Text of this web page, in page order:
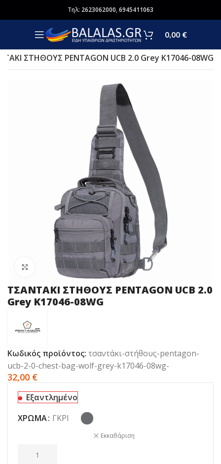
Τηλ: 2623062000,6945411063
0,00 €
ΣΤΗΘΟΥΣ PENTAGON UCB 2.0 Grey K17046-08WG
Click to enlarge
ΤΣΑΝΤΑΚΙ ΣΤΗΘΟΥΣ PENTAGON UCB 2.0
Grey K17046-08WG
Κωδικός προϊόντος: τσαντάκι-στήθους-pentagon-
ucb-2-0-chest-bag-wolf-grey-k17046-08wg-
32,00 €
Εξαντλημένο
ΧΡΏΜΑ ΓΚΡΙ
Εκκαθάριση